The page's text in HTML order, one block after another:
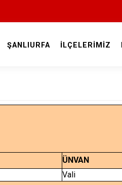
ŞANLIURFA İLÇELERİMİZ
ÜNVAN
Vali